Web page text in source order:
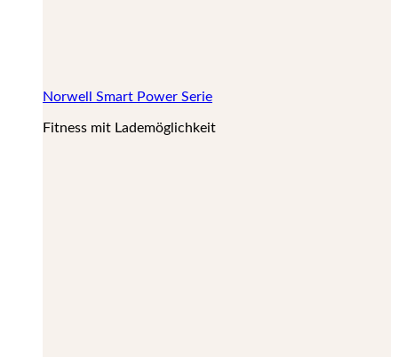
Norwell Smart Power Serie
Fitness mit Lademöglichkeit